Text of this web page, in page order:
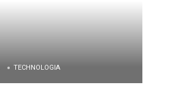
TECHNOLOGIA